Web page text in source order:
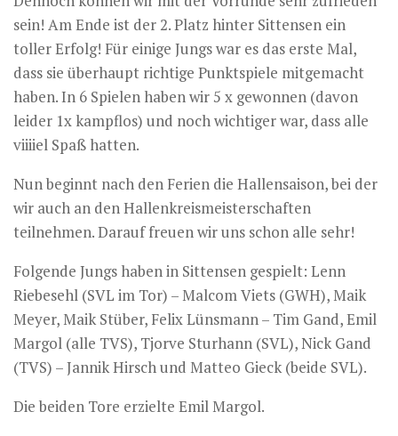
sein! Am Ende ist der 2. Platz hinter Sittensen ein
toller Erfolg! Für einige Jungs war es das erste Mal,
dass sie überhaupt richtige Punktspiele mitgemacht
haben. In 6 Spielen haben wir 5 x gewonnen (davon
leider 1x kampflos) und noch wichtiger war, dass alle
viiiiel Spaß hatten.
Nun beginnt nach den Ferien die Hallensaison, bei der
wir auch an den Hallenkreismeisterschaften
teilnehmen. Darauf freuen wir uns schon alle sehr!
Folgende Jungs haben in Sittensen gespielt: Lenn
Riebesehl (SVL im Tor) – Malcom Viets (GWH), Maik
Meyer, Maik Stüber, Felix Lünsmann – Tim Gand, Emil
Margol (alle TVS), Tjorve Sturhann (SVL), Nick Gand
(TVS) – Jannik Hirsch und Matteo Gieck (beide SVL).
Die beiden Tore erzielte Emil Margol.